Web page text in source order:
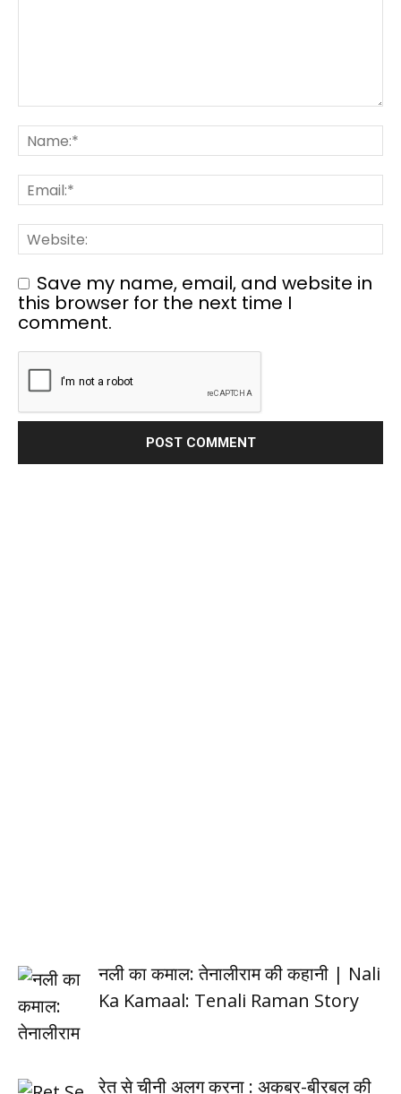
Save my name, email, and website in
this browser for the next time I
comment.
नली का कमाल: तेनालीराम की कहानी | Nali
Ka Kamaal: Tenali Raman Story
रेत से चीनी अलग करना : अकबर-बीरबल की